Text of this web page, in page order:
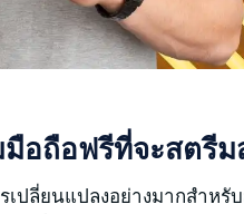
อถือฟรีที่จะสตรี
เปลี่ยนแปลงอย่างมากสำหรั